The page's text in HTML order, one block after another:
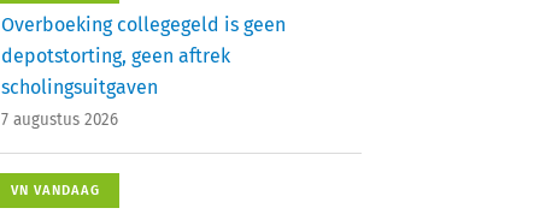
Overboeking collegegeld is geen
depotstorting, geen aftrek
scholingsuitgaven
7 augustus 2026
VN VANDAAG